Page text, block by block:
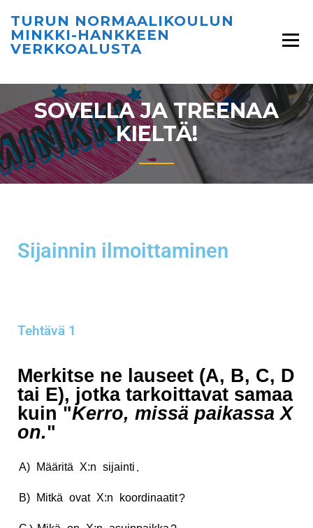
TURUN NORMAALIKOULUN
MINKKI-HANKKEEN
VERKKOALUSTA
SOVELLA JA TREENAA
KIELTÄ!
Sijainnin ilmoittaminen
Tehtävä 1